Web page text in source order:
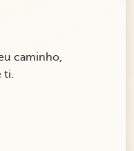
caminho,
ti.